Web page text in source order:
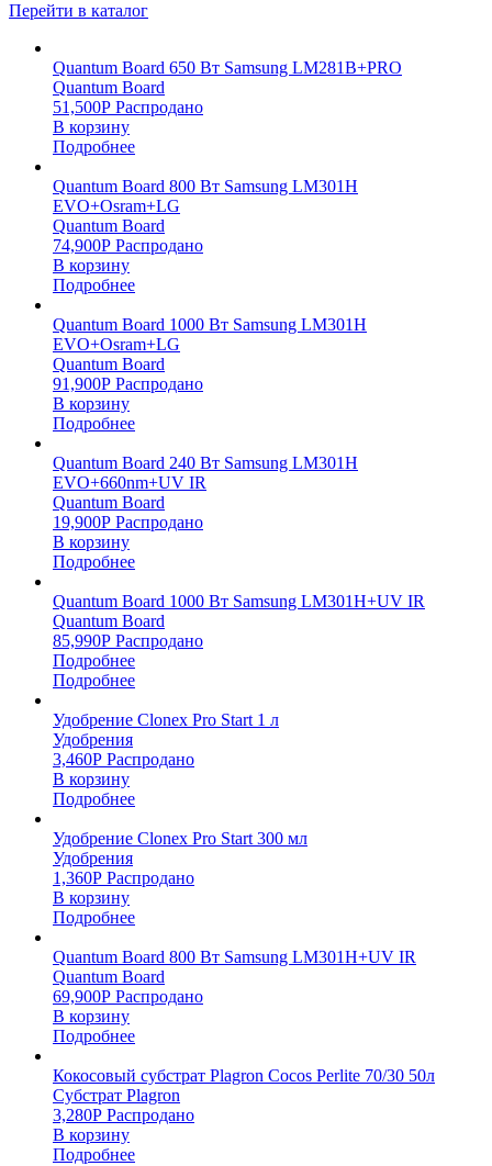
Перейти в каталог
Quantum Board 650 Вт Samsung LM281B+PRO
Quantum Board
51,500Р Распродано
В корзину
Подробнее
Quantum Board 800 Вт Samsung LM301H
EVO+Osram+LG
Quantum Board
74,900Р Распродано
В корзину
Подробнее
Quantum Board 1000 Вт Samsung LM301H
EVO+Osram+LG
Quantum Board
91,900Р Распродано
В корзину
Подробнее
Quantum Board 240 Вт Samsung LM301H
EVO+660nm+UV IR
Quantum Board
19,900Р Распродано
В корзину
Подробнее
Quantum Board 1000 Вт Samsung LM301H+UV IR
Quantum Board
85,990Р Распродано
Подробнее
Подробнее
Удобрение Clonex Pro Start 1 л
Удобрения
3,460Р Распродано
В корзину
Подробнее
Удобрение Clonex Pro Start 300 мл
Удобрения
1,360Р Распродано
В корзину
Подробнее
Quantum Board 800 Вт Samsung LM301H+UV IR
Quantum Board
69,900Р Распродано
В корзину
Подробнее
Кокосовый субстрат Plagron Cocos Perlite 70/30 50л
Субстрат Plagron
3,280Р Распродано
В корзину
Подробнее